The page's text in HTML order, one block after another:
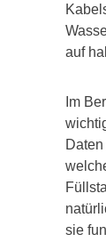
auf
Im
sie